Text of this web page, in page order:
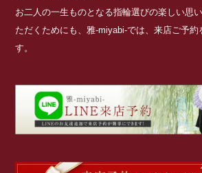
お二人の一生ものとなる指輪選びの楽しい思
ただくためにも、雅-miyabi-では、来店ご予約
す。